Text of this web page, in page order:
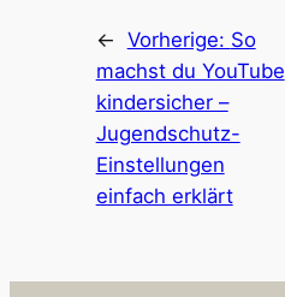
← Vorherige: So
machst du YouTube
kindersicher –
Jugendschutz-
Einstellungen
einfach erklärt